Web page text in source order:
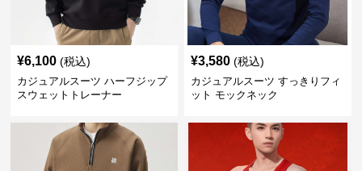
¥6,100 (税込)
カジュアルスーツ ハーフジップ
スウェットトレーナー
¥3,580 (税込)
カジュアルスーツ すっきりフィ
ット モックネック